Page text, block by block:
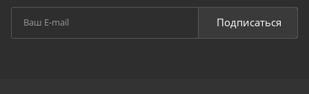
Подписаться